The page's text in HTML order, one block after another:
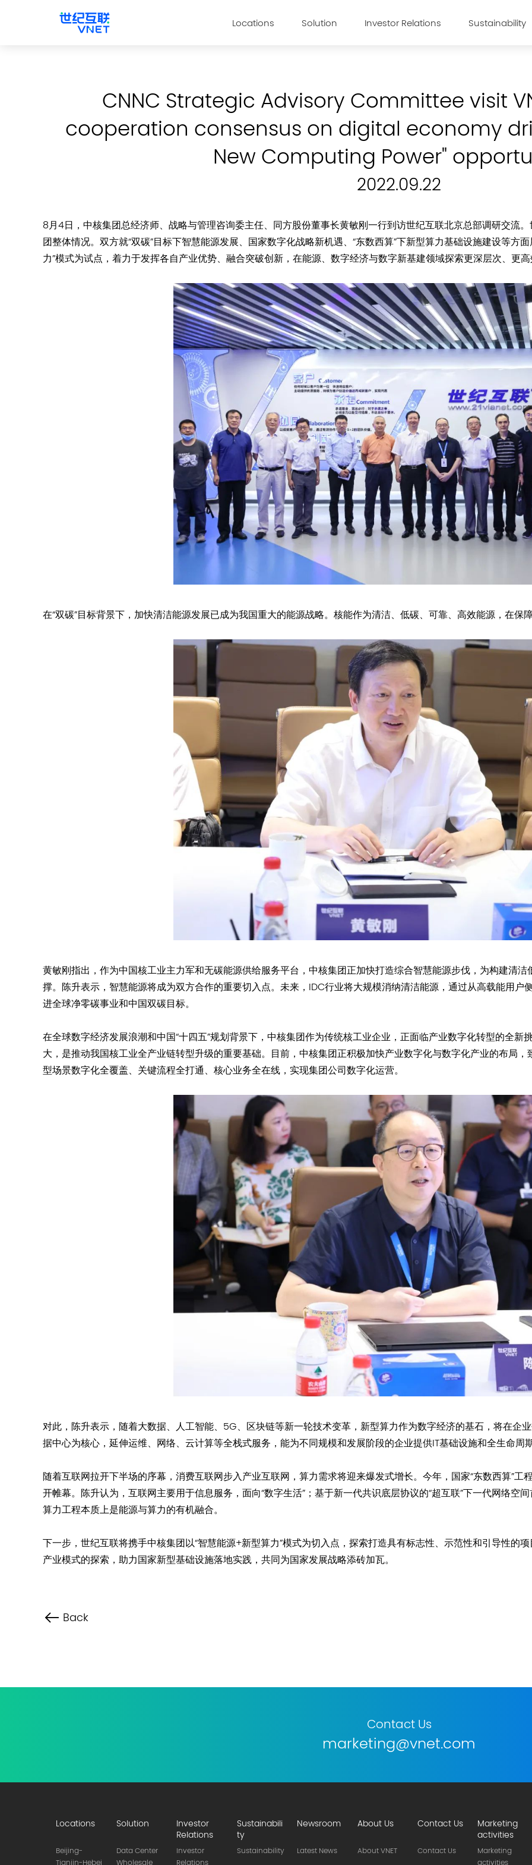
Locations Solution Investor Relations Sustainability
CNNC Strategic Advisory Committee visit
cooperation consensus on digital economy
New Computing Power"
2022.09.22
8月4日，中核集团总经济师、战略与管理咨询委主任、同方股份董事长黄敏刚一行到访世纪互联北京总部调研交流
团整体情况。双方就“双碳”目标下智慧能源发展、国家数字化战略新机遇、“东数西算”下新型算力基础设施建设等方
力”模式为试点，着力于发挥各自产业优势、融合突破创新，在能源、数字经济与数字新基建领域探索更深层次、更
在“双碳”目标背景下，加快清洁能源发展已成为我国重大的能源战略。核能作为清洁、低碳、可靠、高效能源，在保
黄敏刚指出，作为中国核工业主力军和无碳能源供给服务平台，中核集团正加快打造综合智慧能源步伐，为构建清
撑。陈升表示，智慧能源将成为双方合作的重要切入点。未来，IDC行业将大规模消纳清洁能源，通过从高载能用户
进全球净零碳事业和中国双碳目标。
在全球数字经济发展浪潮和中国“十四五”规划背景下，中核集团作为传统核工业企业，正面临产业数字化转型的全
大，是推动我国核工业全产业链转型升级的重要基础。目前，中核集团正积极加快产业数字化与数字化产业的布局，
型场景数字化全覆盖、关键流程全打通、核心业务全在线，实现集团公司数字化运营。
对此，陈升表示，随着大数据、人工智能、5G、区块链等新一轮技术变革，新型算力作为数字经济的基石，将在企
据中心为核心，延伸运维、网络、云计算等全栈式服务，能为不同规模和发展阶段的企业提供IT基础设施和全生命周
随着互联网拉开下半场的序幕，消费互联网步入产业互联网，算力需求将迎来爆发式增长。今年，国家“东数西算”
开帷幕。陈升认为，互联网主要用于信息服务，面向“数字生活”；基于新一代共识底层协议的“超互联”下一代网络空
算力工程本质上是能源与算力的有机融合。
下一步，世纪互联将携手中核集团以“智慧能源+新型算力”模式为切入点，探索打造具有标志性、示范性和引导性的
产业模式的探索，助力国家新型基础设施落地实践，共同为国家发展战略添砖加瓦。
Back
Contact Us
marketing@vnet.com
Locations
Beijing-
Tianjin-Hebei
Solution
Data Center
Wholesale
Investor
Relations
Investor
Relations
Sustainabili
ty
Sustainability
Newsroom
Latest News
About Us
About VNET
Contact Us
Contact Us
Marketing
activities
Marketing
activities